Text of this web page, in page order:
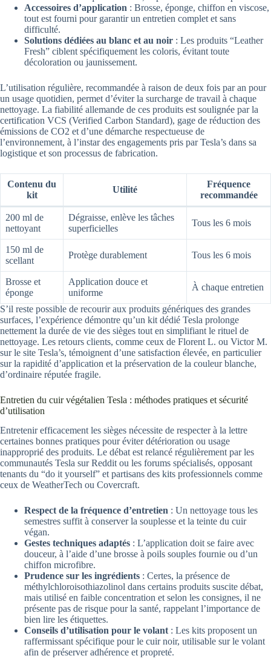
Accessoires d’application : Brosse, éponge, chiffon en viscose,
tout est fourni pour garantir un entretien complet et sans
difficulté.
Solutions dédiées au blanc et au noir : Les produits “Leather
Fresh” ciblent spécifiquement les coloris, évitant toute
décoloration ou jaunissement.
L’utilisation régulière, recommandée à raison de deux fois par an pour
un usage quotidien, permet d’éviter la surcharge de travail à chaque
nettoyage. La fiabilité allemande de ces produits est soulignée par la
certification VCS (Verified Carbon Standard), gage de réduction des
émissions de CO2 et d’une démarche respectueuse de
l’environnement, à l’instar des engagements pris par Tesla’s dans sa
logistique et son processus de fabrication.
Contenu du
kit
Utilité
Fréquence
recommandée
200 ml de
nettoyant
Dégraisse, enlève les tâches
superficielles
Tous les 6 mois
150 ml de
scellant
Protège durablement Tous les 6 mois
Brosse et
éponge
Application douce et
uniforme
À chaque entretien
S’il reste possible de recourir aux produits génériques des grandes
surfaces, l’expérience démontre qu’un kit dédié Tesla prolonge
nettement la durée de vie des sièges tout en simplifiant le rituel de
nettoyage. Les retours clients, comme ceux de Florent L. ou Victor M.
sur le site Tesla’s, témoignent d’une satisfaction élevée, en particulier
sur la rapidité d’application et la préservation de la couleur blanche,
d’ordinaire réputée fragile.
Entretien du cuir végétalien Tesla : méthodes pratiques et sécurité
d’utilisation
Entretenir efficacement les sièges nécessite de respecter à la lettre
certaines bonnes pratiques pour éviter détérioration ou usage
inapproprié des produits. Le débat est relancé régulièrement par les
communautés Tesla sur Reddit ou les forums spécialisés, opposant
tenants du “do it yourself” et partisans des kits professionnels comme
ceux de WeatherTech ou Covercraft.
Respect de la fréquence d’entretien : Un nettoyage tous les
semestres suffit à conserver la souplesse et la teinte du cuir
végan.
Gestes techniques adaptés : L’application doit se faire avec
douceur, à l’aide d’une brosse à poils souples fournie ou d’un
chiffon microfibre.
Prudence sur les ingrédients : Certes, la présence de
méthylchloroisothiazolinol dans certains produits suscite débat,
mais utilisé en faible concentration et selon les consignes, il ne
présente pas de risque pour la santé, rappelant l’importance de
bien lire les étiquettes.
Conseils d’utilisation pour le volant: Les kits proposent un
raffermissant spécifique pour le cuir noir, utilisable sur le volant
afin de préserver adhérence et propreté.